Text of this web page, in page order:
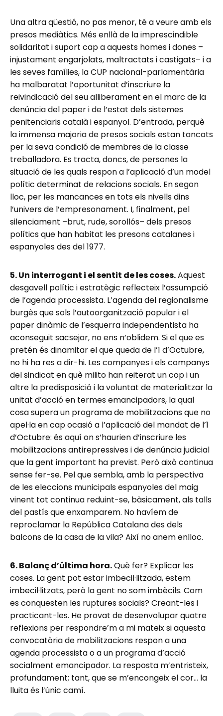
Una altra qüestió, no pas menor, té a veure amb els
presos mediàtics. Més enllà de la imprescindible
solidaritat i suport cap a aquests homes i dones –
injustament engarjolats, maltractats i castigats– i a
les seves famílies, la CUP nacional-parlamentària
ha malbaratat l’oportunitat d’inscriure la
reivindicació del seu alliberament en el marc de la
denúncia del paper i de l’estat dels sistemes
penitenciaris català i espanyol. D’entrada, perquè
la immensa majoria de presos socials estan tancats
per la seva condició de membres de la classe
treballadora. Es tracta, doncs, de persones la
situació de les quals respon a l’aplicació d’un model
polític determinat de relacions socials. En segon
lloc, per les mancances en tots els nivells dins
l’univers de l’empresonament. I, finalment, pel
silenciament –brut, rude, sorollós– dels presos
polítics que han habitat les presons catalanes i
espanyoles des del 1977.
5. Un interrogant i el sentit de les coses.Aquest
desgavell polític i estratègic reflecteix l’assumpció
de l’agenda processista. L’agenda del regionalisme
burgès que sols l’autoorganització popular i el
paper dinàmic de l’esquerra independentista ha
aconseguit sacsejar, no ens n’oblidem. Si el que es
pretén és dinamitar el que queda de l’1 d’Octubre,
no hi ha res a dir-hi. Les companyes i els companys
del sindicat en què milito han reiterat un cop i un
altre la predisposició i la voluntat de materialitzar la
unitat d’acció en termes emancipadors, la qual
cosa supera un programa de mobilitzacions que no
apel·la en cap ocasió a l’aplicació del mandat de l’1
d’Octubre: és aquí on s’haurien d’inscriure les
mobilitzacions antirepressives i de denúncia judicial
que la gent important ha previst. Però això continua
sense fer-se. Pel que sembla, amb la perspectiva
de les eleccions municipals espanyoles del maig
vinent tot continua reduint-se, bàsicament, als talls
del pastís que enxamparem. No havíem de
reproclamar la República Catalana des dels
balcons de la casa de la vila? Així no anem enlloc.
6. Balanç d’última hora.Què fer? Explicar les
coses. La gent pot estar imbecil·litzada, estem
imbecil·litzats, però la gent no som imbècils. Com
es conquesten les ruptures socials? Creant-les i
practicant-les. He provat de desenvolupar quatre
reflexions per respondre’m a mi mateix si aquesta
convocatòria de mobilitzacions respon a una
agenda processista o a un programa d’acció
socialment emancipador. La resposta m’entristeix,
profundament; tant, que se m’encongeix el cor… la
lluita és l’únic camí.